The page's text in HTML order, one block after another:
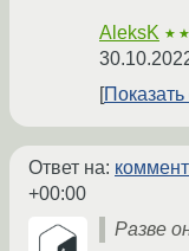
AleksK
Показать
Ответ на:
+00:00
Разве